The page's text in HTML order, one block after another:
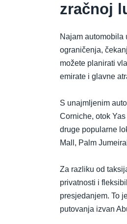
zračnoj
Najam automobila
ograničenja,
možete planirati
emirate i glavne
S unajmljenim
Corniche, otok
druge popularne
Mall, Palm
Za razliku od
privatnosti i
presjedanjem. To
putovanja izvan